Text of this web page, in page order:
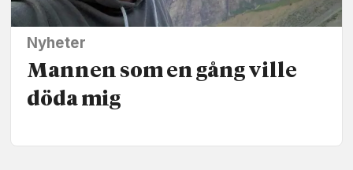
Nyheter
Mannen som en gång ville
döda mig